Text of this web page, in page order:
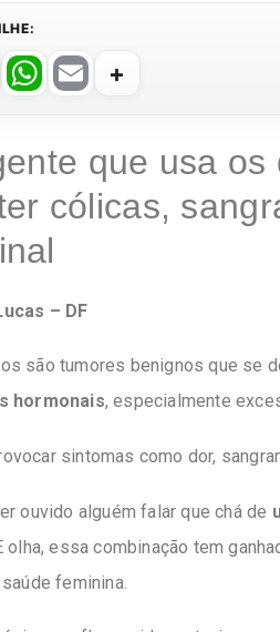
W
h
at
s
A
p
E
ail que usa
cólicas,
– DF
são tumores benignos que se
hormonais, especialmente
sintomas como dor,
ouvido alguém falar que chá de
olha, essa combinação tem
feminina.